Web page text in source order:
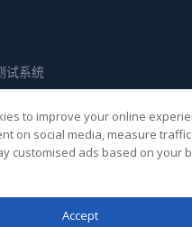
试系统
伏）测试系统
）测试系统
to improve your online
on social media, measure
customised ads based on your
Accept